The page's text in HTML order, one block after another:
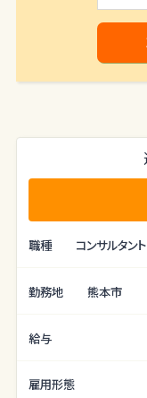
「安定し
職種 コンサルタント
勤務地 熊本市
給与
雇用形態